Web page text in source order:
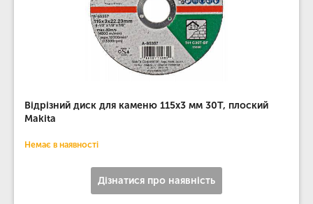
Відрізний диск для каменю 115х3 мм 30Т, плоский
Makita
Немає в наявності
Дізнатися про наявність